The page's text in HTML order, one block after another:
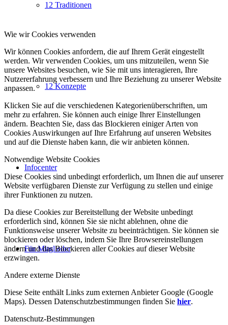
12 Traditionen
12 Konzepte
Infocenter
Für Mitglieder
Wie wir Cookies verwenden
Wir können Cookies anfordern, die auf Ihrem Gerät eingestellt
werden. Wir verwenden Cookies, um uns mitzuteilen, wenn Sie
unsere Websites besuchen, wie Sie mit uns interagieren, Ihre
Nutzererfahrung verbessern und Ihre Beziehung zu unserer Website
anpassen.
Klicken Sie auf die verschiedenen Kategorienüberschriften, um
mehr zu erfahren. Sie können auch einige Ihrer Einstellungen
ändern. Beachten Sie, dass das Blockieren einiger Arten von
Cookies Auswirkungen auf Ihre Erfahrung auf unseren Websites
und auf die Dienste haben kann, die wir anbieten können.
Notwendige Website Cookies
Diese Cookies sind unbedingt erforderlich, um Ihnen die auf unserer
Website verfügbaren Dienste zur Verfügung zu stellen und einige
ihrer Funktionen zu nutzen.
Da diese Cookies zur Bereitstellung der Website unbedingt
erforderlich sind, können Sie sie nicht ablehnen, ohne die
Funktionsweise unserer Website zu beeinträchtigen. Sie können sie
blockieren oder löschen, indem Sie Ihre Browsereinstellungen
ändern und das Blockieren aller Cookies auf dieser Website
erzwingen.
Andere externe Dienste
Diese Seite enthält Links zum externen Anbieter Google (Google
Maps). Dessen Datenschutzbestimmungen finden Sie hier.
Datenschutz-Bestimmungen